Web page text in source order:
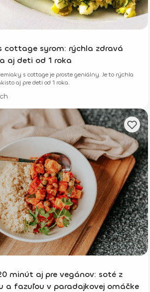
cottage syrom: rýchla zdravá
aj deti od 1 roka
s cottage je proste geniálny. Je to rýchla
aj pre deti od 1 roka.
minút aj pre vegánov: soté z
a fazuľou v paradajkovej omáčke